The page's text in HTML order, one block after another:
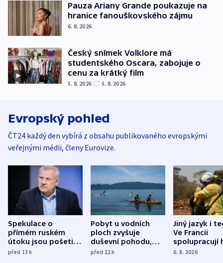
Pauza Ariany Grande poukazuje na
hranice fanouškovského zájmu
6. 8. 2026
Český snímek Volklore má
studentského Oscara, zabojuje o
cenu za krátký film
5. 8. 2026 5. 8. 2026
Evropský pohled
ČT24 každý den vybírá z obsahu publikovaného evropskými
veřejnými médii, členy Eurovize.
Spekulace o
přímém ruském
útoku jsou pošetilé,
míní estonský
před 13h
Pobyt u vodních
ploch zvyšuje
duševní pohodu,
ukázala
před 22h
Jiný jazyk i
Ve Francii
spolupracují
různých zemí
6. 8. 2026